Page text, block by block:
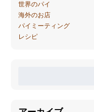
世界のパイ
海外のお店
パイミーティング
レシピ